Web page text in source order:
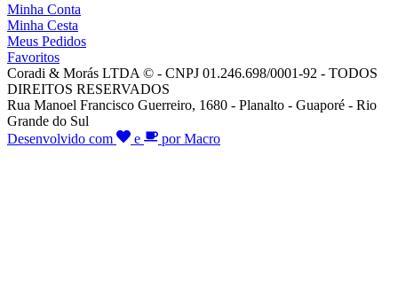
Minha Conta
Minha Cesta
Meus Pedidos
Favoritos
Coradi & Morás LTDA © - CNPJ 01.246.698/0001-92 - TODOS
DIREITOS RESERVADOS
Rua Manoel Francisco Guerreiro, 1680 - Planalto - Guaporé - Rio
Grande do Sul
Desenvolvido com
e por Macro